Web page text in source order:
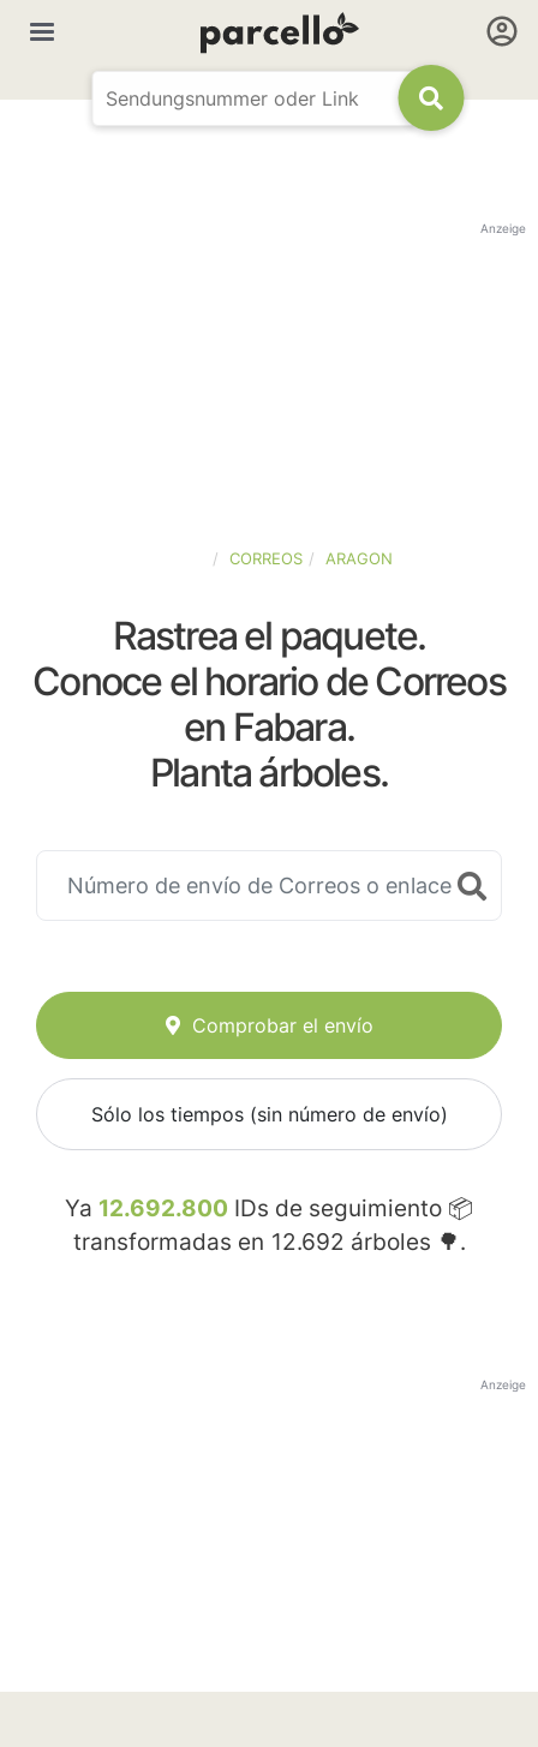
Anzeige
CORREOS ARAGON
Rastrea el paquete.
Conoce el horario de Correos
en Fabara.
Planta árboles.
Comprobar el envío
Sólo los tiempos (sin número de envío)
Ya 12.692.800 IDs de seguimiento 📦
transformadas en 12.692 árboles 🌳.
Anzeige